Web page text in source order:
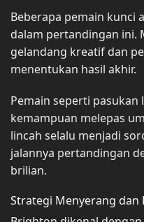
Beberapa pemain kunci
dalam pertandingan ini.
gelandang kreatif dan
menentukan hasil akhir.
Pemain seperti
kemampuan melepas
lincah selalu menjadi
jalannya pertandingan
brilian.
Strategi Menyerang dan